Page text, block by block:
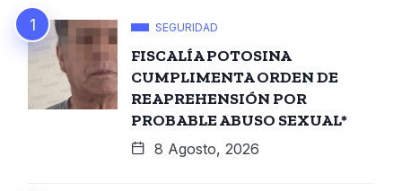
SEGURIDAD
FISCALÍA POTOSINA
CUMPLIMENTA ORDEN DE
REAPREHENSIÓN POR
PROBABLE ABUSO SEXUAL*
8 Agosto, 2026